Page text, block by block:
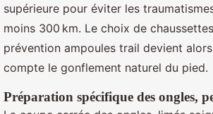
supérieure pour éviter les
moins 300 km. Le choix de
prévention ampoules trail devient
compte le gonflement naturel du pied.
Préparation spécifique des ongles,